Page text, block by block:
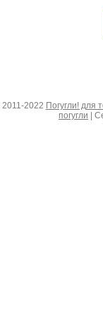
2011-2022 Погугли! для
погугли |